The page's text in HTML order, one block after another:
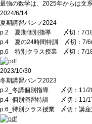
最強の数学は、2025年からは文
2024/6/14
夏期講習パンフ2024
p.2 夏期個別指導 〆切：7/
p.4 夏の24時間特訓 〆切：7/
p.6 特別クラス授業 〆切：7/
2023/10/30
冬期講習パンフ2023
p.2_冬講個別指導 〆切：11/
p.4_個別演習特訓 〆切：11/
p.6_特別クラス授業 〆切：講座